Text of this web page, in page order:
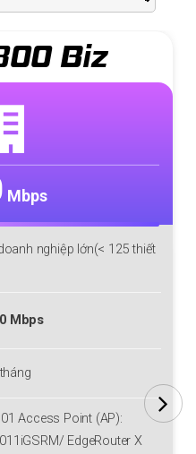
Biz
Mbps
nghiệp lớn(< 125 thiết
Mbps
Access Point (AP):
EdgeRouter X